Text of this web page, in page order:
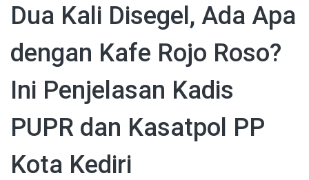
Dua Kali Disegel, Ada Apa
dengan Kafe Rojo Roso?
Ini Penjelasan Kadis
PUPR dan Kasatpol PP
Kota Kediri